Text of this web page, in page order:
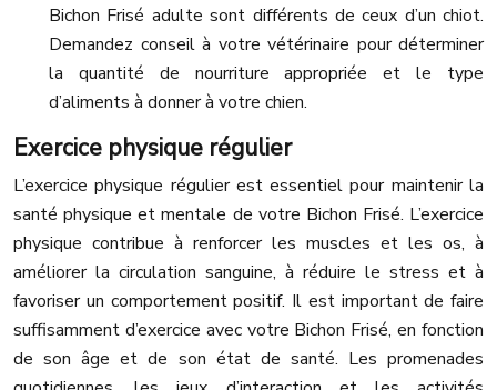
Bichon Frisé adulte sont différents de ceux d’un chiot.
Demandez conseil à votre vétérinaire pour déterminer
la quantité de nourriture appropriée et le type
d’aliments à donner à votre chien.
Exercice physique régulier
L’exercice physique régulier est essentiel pour maintenir la
santé physique et mentale de votre Bichon Frisé. L’exercice
physique contribue à renforcer les muscles et les os, à
améliorer la circulation sanguine, à réduire le stress et à
favoriser un comportement positif. Il est important de faire
suffisamment d’exercice avec votre Bichon Frisé, en fonction
de son âge et de son état de santé. Les promenades